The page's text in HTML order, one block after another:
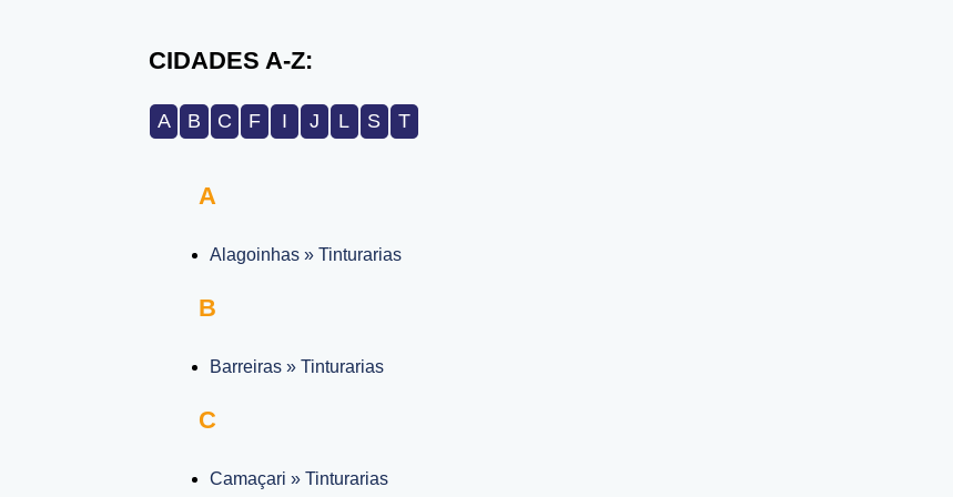
CIDADES A-Z:
A B C F I J L S T
A
Alagoinhas » Tinturarias
B
Barreiras » Tinturarias
C
Camaçari » Tinturarias